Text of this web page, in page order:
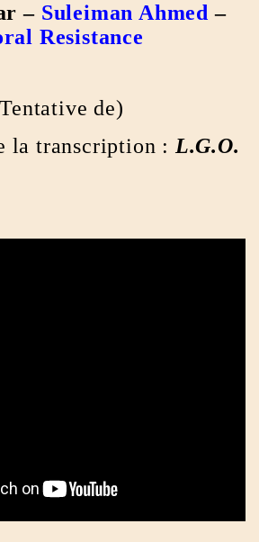
– Suleiman Ahmed –
Resistance
de)
la transcription : L.G.O.